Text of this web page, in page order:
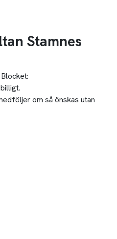
Stamnes
om så önskas utan